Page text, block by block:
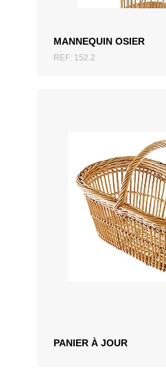
MANNEQUIN OSIER
REF: 152.2
PANIER À JOUR